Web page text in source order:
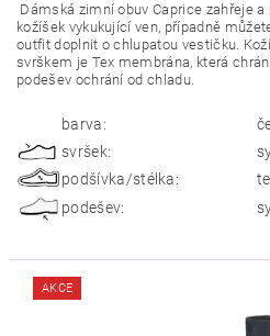
Dámská zimní obuv Caprice zahřeje
kožíšek vykukující ven, případně
outfit doplnit o chlupatou vestičku.
svrškem je Tex membrána, která
podešev ochrání od chladu.
barva:
svršek:
podšívka/stélka:
podešev:
AKCE